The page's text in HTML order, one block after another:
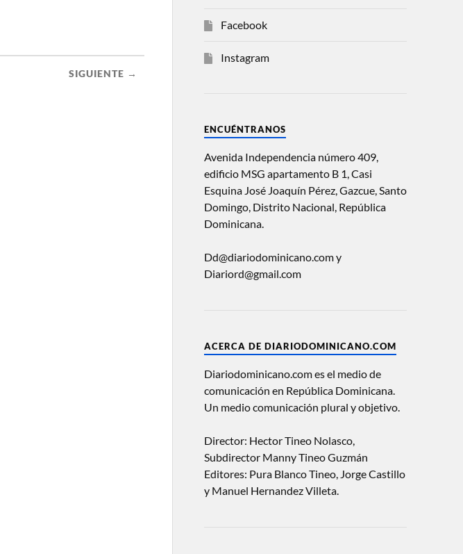
SIGUIENTE →
Facebook
Instagram
ENCUÉNTRANOS
Avenida Independencia número 409,
edificio MSG apartamento B 1, Casi
Esquina José Joaquín Pérez, Gazcue, Santo
Domingo, Distrito Nacional, República
Dominicana.
Dd@diariodominicano.com y
Diariord@gmail.com
ACERCA DE DIARIODOMINICANO.COM
Diariodominicano.com es el medio de
comunicación en República Dominicana.
Un medio comunicación plural y objetivo.
Director: Hector Tineo Nolasco,
Subdirector Manny Tineo Guzmán
Editores: Pura Blanco Tineo, Jorge Castillo
y Manuel Hernandez Villeta.